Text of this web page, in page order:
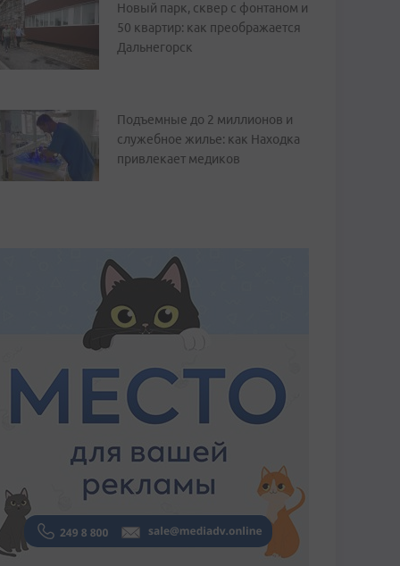
Новый парк, сквер с фонтаном и
50 квартир: как преображается
Дальнегорск
Подъемные до 2 миллионов и
служебное жилье: как Находка
привлекает медиков